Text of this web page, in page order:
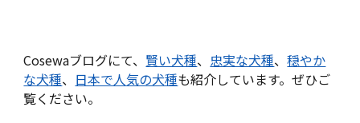
Cosewaブログにて、 賢い犬種、 忠実な犬種、穏やか
な犬種、 日本で人気の犬種も紹介しています。ぜひご
覧ください。